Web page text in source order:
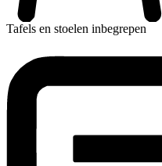
Tafels en stoelen inbegrepen